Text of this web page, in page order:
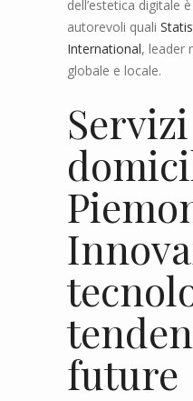
dell’estetica digitale
autorevoli quali
International, leader
globale e locale.
future